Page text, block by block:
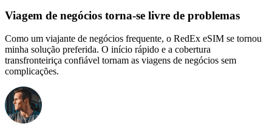
Viagem de negócios torna-se livre de problemas
Como um viajante de negócios frequente, o RedEx eSIM se tornou
minha solução preferida. O início rápido e a cobertura
transfronteiriça confiável tornam as viagens de negócios sem
complicações.